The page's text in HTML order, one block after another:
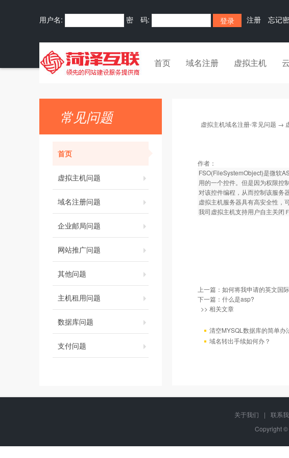
用户名: 密 码: 注册 忘记
首页 域名注册 虚拟主机
常见问题
首页
虚拟主机问题
域名注册问题
企业邮局问题
网站推广问题
其他问题
主机租用问题
数据库问题
支付问题
虚拟主机域名注册-常见问题 →
作者：
FSO(FileSystemObject)是微软
用的一个控件。但是因为权限控
对该控件编程，从而控制该服务
虚拟主机服务器具有高安全性，
我司虚拟主机支持用户自主关闭
上一篇： 如何将我申请的英文国
下一篇： 什么是asp?
>> 相关文章
清空MYSQL数据库的简单办
域名转出手续如何办？
关于我们 | 联系
Copyright